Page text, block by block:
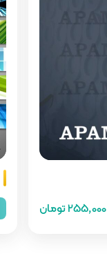
255,000 تومان